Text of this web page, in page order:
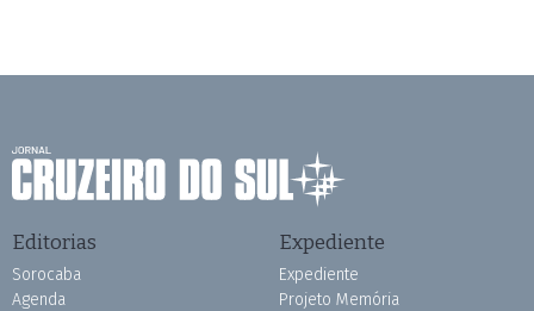
Editorias
Sorocaba
Agenda
Expediente
Expediente
Projeto Memória